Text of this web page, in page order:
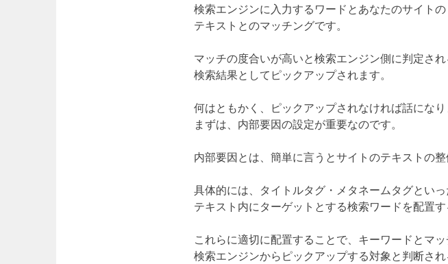
検索エンジンに入力するワードとあなたのサイトの
テキストとのマッチングです。
マッチの度合いが高いと検索エンジン側に判定され
検索結果としてピックアップされます。
何はともかく、ピックアップされなければ話になり
まずは、内部要因の設定が重要なのです。
内部要因とは、簡単に言うとサイトのテキストの整
具体的には、タイトルタグ・メタネームタグといっ
テキスト内にターゲットとする検索ワードを配置す
これらに適切に配置することで、キーワードとマ
検索エンジンからピックアップする対象と判断され